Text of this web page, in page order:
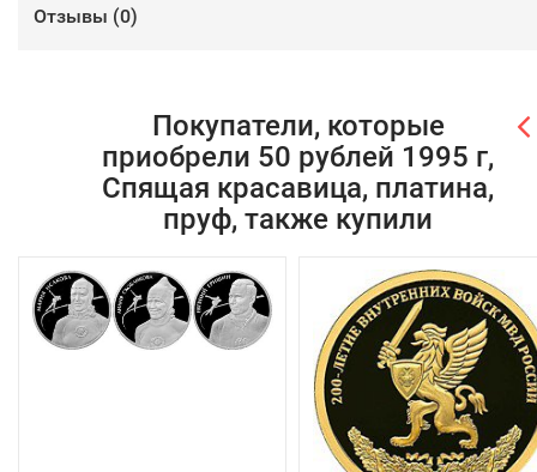
Отзывы (0)
Покупатели, которые
приобрели 50 рублей 1995 г,
Спящая красавица, платина,
пруф, также купили